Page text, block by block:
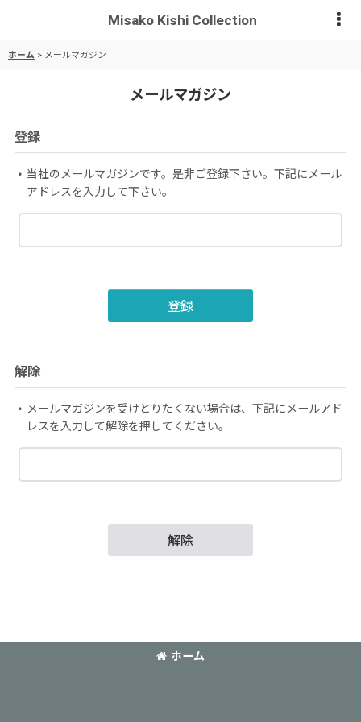
Misako Kishi Collection
ホーム > メールマガジン
メールマガジン
登録
当社のメールマガジンです。是非ご登録下さい。下記にメール
アドレスを入力して下さい。
登録
解除
メールマガジンを受けとりたくない場合は、下記にメールアド
レスを入力して解除を押してください。
解除
ホーム